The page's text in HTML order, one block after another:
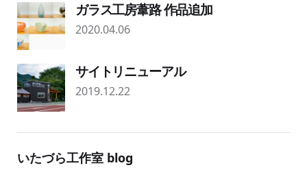
ガラス工房葦路 作品追加
2020.04.06
サイトリニューアル
2019.12.22
いたづら工作室 blog